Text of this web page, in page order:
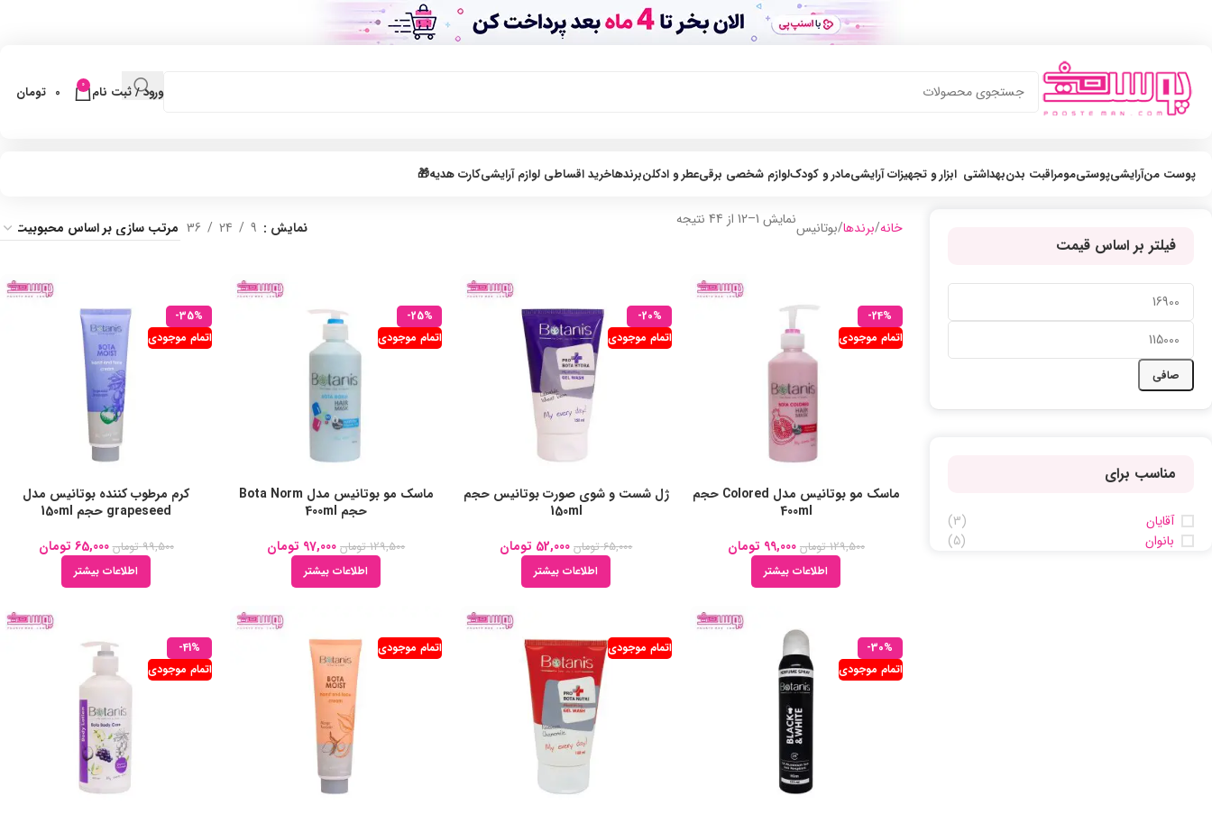
ورود / ثبت نام 0
0 تومان
پوست منآرایشیپوستیمومراقبت بدنبهداشتی ابزار و تجهیزات آرایشیمادر و کودکلوازم شخصی برقیعطر و ادکلنبرندهاخرید اقساطی لوازم آرایشیکارت هدیه🎁
فیلتر بر اساس قیمت
صافی
مناسب برای
آقایان
(3)
بانوان
(5)
خانه برندها بوتانیسنمایش 1–12 از 44 نتیجه نمایش 9
24
36
-24%
اتمام موجودی
ماسک مو بوتانیس مدل Colored حجم
400ml
129,500 تومان 99,000 تومان
اطلاعات بیشتر
-20%
اتمام موجودی
ژل شست و شوی صورت بوتانیس حجم
150ml
65,000 تومان 52,000 تومان
اطلاعات بیشتر
-25%
اتمام موجودی
ماسک مو بوتانیس مدل Bota Norm
حجم 400ml
129,500 تومان 97,000 تومان
اطلاعات بیشتر
-35%
اتمام موجودی
کرم مرطوب کننده بوتانیس مدل
grapeseed حجم 150ml
99,500 تومان 65,000 تومان
اطلاعات بیشتر
-30%
اتمام موجودی
اتمام موجودی اتمام موجودی
-41%
اتمام موجودی